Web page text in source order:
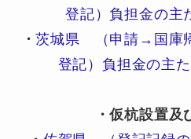
登記）負担金の主
・茨城県 （申請→国庫
登記）負担金の主
・仮杭設置及